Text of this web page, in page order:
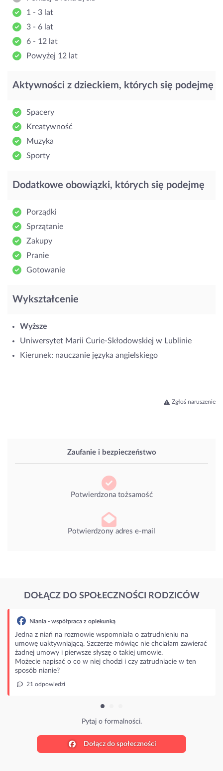
Zaufanie i bezpieczeństwo
Potwierdzona tożsamość
Potwierdzony adres e-mail
1 - 3 lat
3 - 6 lat
6 - 12 lat
Powyżej 12 lat
Aktywności z dzieckiem, których się podejmę
Spacery
Kreatywność
Muzyka
Sporty
Dodatkowe obowiązki, których się podejmę
Porządki
Sprzątanie
Zakupy
Pranie
Gotowanie
Wykształcenie
Wyższe
Uniwersytet Marii Curie-Skłodowskiej w Lublinie
Kierunek: nauczanie języka angielskiego
Zgłoś naruszenie
DOŁĄCZ DO SPOŁECZNOŚCI RODZICÓW
Niania - współpraca z opiekunką
Jedna z niań na rozmowie wspomniała o zatrudnieniu na
umowę uaktywniającą. Szczerze mówiąc nie chciałam zawierać
żadnej umowy i pierwsze słyszę o takiej umowie.
Możecie napisać o co w niej chodzi i czy zatrudniacie w ten
sposób nianie?
21 odpowiedzi
Pytaj o formalności.
Dołącz do społeczności